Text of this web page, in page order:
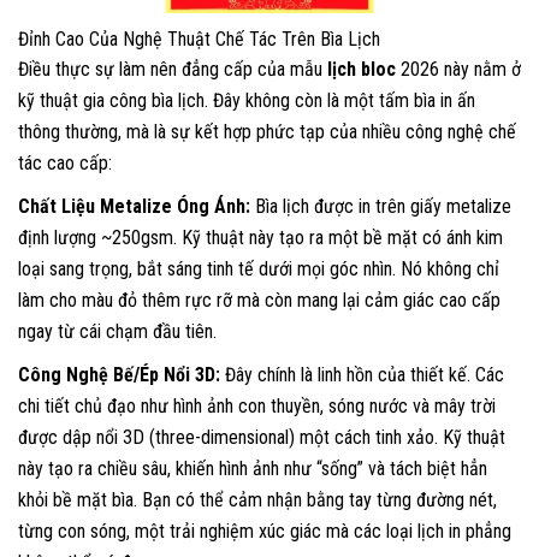
Đỉnh Cao Của Nghệ Thuật Chế Tác Trên Bìa Lịch
Điều thực sự làm nên đẳng cấp của mẫu lịch bloc 2026 này nằm ở
kỹ thuật gia công bìa lịch. Đây không còn là một tấm bìa in ấn
thông thường, mà là sự kết hợp phức tạp của nhiều công nghệ chế
tác cao cấp:
Chất Liệu Metalize Óng Ánh: Bìa lịch được in trên giấy metalize
định lượng ~250gsm. Kỹ thuật này tạo ra một bề mặt có ánh kim
loại sang trọng, bắt sáng tinh tế dưới mọi góc nhìn. Nó không chỉ
làm cho màu đỏ thêm rực rỡ mà còn mang lại cảm giác cao cấp
ngay từ cái chạm đầu tiên.
Công Nghệ Bế/Ép Nổi 3D: Đây chính là linh hồn của thiết kế. Các
chi tiết chủ đạo như hình ảnh con thuyền, sóng nước và mây trời
được dập nổi 3D (three-dimensional) một cách tinh xảo. Kỹ thuật
này tạo ra chiều sâu, khiến hình ảnh như “sống” và tách biệt hẳn
khỏi bề mặt bìa. Bạn có thể cảm nhận bằng tay từng đường nét,
từng con sóng, một trải nghiệm xúc giác mà các loại lịch in phẳng